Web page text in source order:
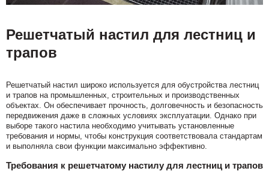
Решетчатый настил для лестниц и
трапов
Решетчатый настил широко используется для обустройства лестниц
и трапов на промышленных, строительных и производственных
объектах. Он обеспечивает прочность, долговечность и безопасность
передвижения даже в сложных условиях эксплуатации. Однако при
выборе такого настила необходимо учитывать установленные
требования и нормы, чтобы конструкция соответствовала стандартам
и выполняла свои функции максимально эффективно.
Требования к решетчатому настилу для лестниц и трапов